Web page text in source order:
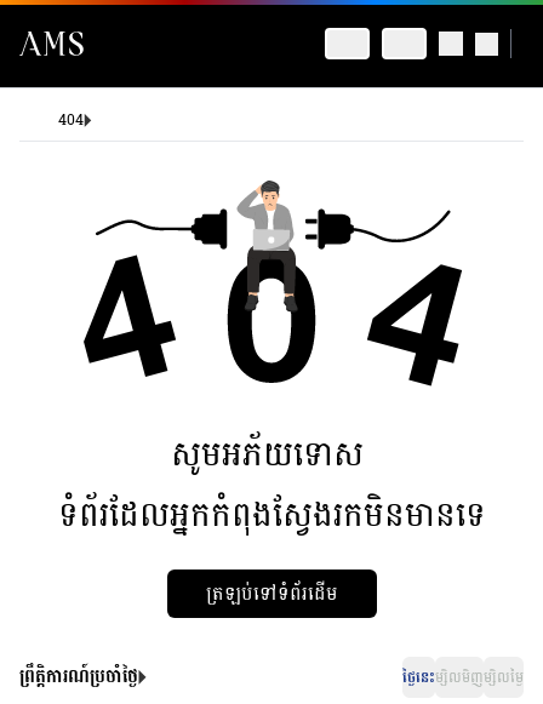
404
សូមអភ័យទោស
ទំព័រដែលអ្នកកំពុងស្វែងរកមិនមានទេ
ត្រឡប់ទៅទំព័រដើម
ព្រឹត្តិការណ៍ប្រចាំថ្ងៃ ថ្ងៃនេះម្សិលមិញម្សិលម្ងៃ